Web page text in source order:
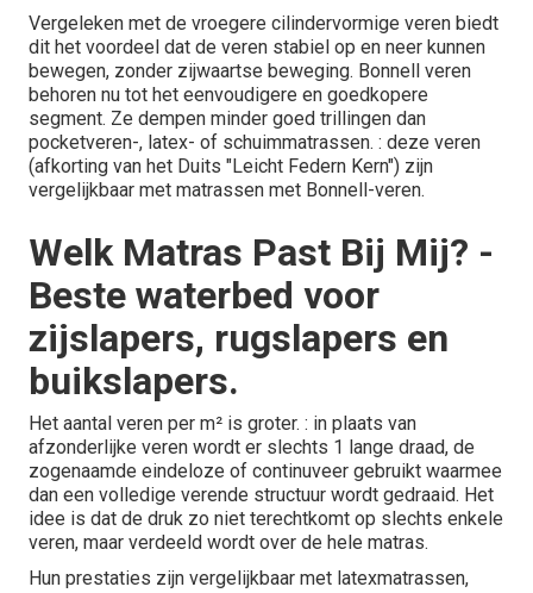
Vergeleken met de vroegere cilindervormige veren biedt
dit het voordeel dat de veren stabiel op en neer kunnen
bewegen, zonder zijwaartse beweging. Bonnell veren
behoren nu tot het eenvoudigere en goedkopere
segment. Ze dempen minder goed trillingen dan
pocketveren-, latex- of schuimmatrassen. : deze veren
(afkorting van het Duits "Leicht Federn Kern") zijn
vergelijkbaar met matrassen met Bonnell-veren.
Welk Matras Past Bij Mij? -
Beste waterbed voor
zijslapers, rugslapers en
buikslapers.
Het aantal veren per m² is groter. : in plaats van
afzonderlijke veren wordt er slechts 1 lange draad, de
zogenaamde eindeloze of continuveer gebruikt waarmee
dan een volledige verende structuur wordt gedraaid. Het
idee is dat de druk zo niet terechtkomt op slechts enkele
veren, maar verdeeld wordt over de hele matras.
Hun prestaties zijn vergelijkbaar met latexmatrassen,